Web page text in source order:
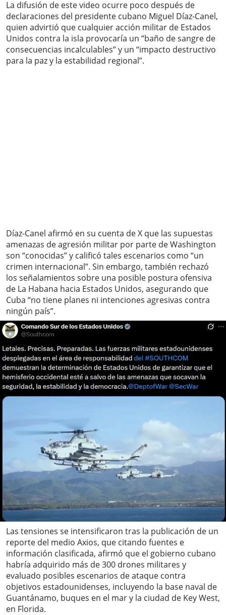
La difusión de este video ocurre poco después de
declaraciones del presidente cubano Miguel Díaz-Canel,
quien advirtió que cualquier acción militar de Estados
Unidos contra la isla provocaría un “baño de sangre de
consecuencias incalculables” y un “impacto destructivo
para la paz y la estabilidad regional”.
Díaz-Canel afirmó en su cuenta de X que las supuestas
amenazas de agresión militar por parte de Washington
son “conocidas” y calificó tales escenarios como “un
crimen internacional”. Sin embargo, también rechazó
los señalamientos sobre una posible postura ofensiva
de La Habana hacia Estados Unidos, asegurando que
Cuba “no tiene planes ni intenciones agresivas contra
ningún país”.
Las tensiones se intensificaron tras la publicación de un
reporte del medio Axios, que citando fuentes e
información clasificada, afirmó que el gobierno cubano
habría adquirido más de 300 drones militares y
evaluado posibles escenarios de ataque contra
objetivos estadounidenses, incluyendo la base naval de
Guantánamo, buques en el mar y la ciudad de Key West,
en Florida.